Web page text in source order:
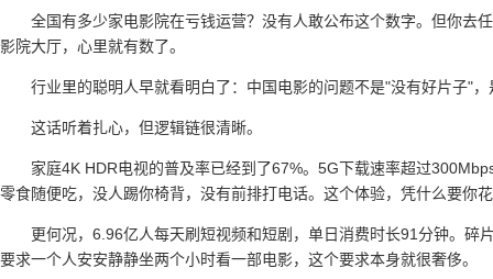
全国有多少家电影院在亏钱运营？没有人敢公布这个数字。但你去
影院大厅，心里就有数了。
行业里的聪明人早就看明白了：中国电影的问题不是"没有好片子"
这话听着扎心，但逻辑链很清晰。
家庭4K HDR电视的普及率已经到了67%。5G下载速率超过
零食随便吃，没人踢你椅背，没有前排打电话。这个体验，凭什么要你
更何况，6.96亿人每天刷短视频和短剧，单日消费时长91分钟。碎
要求一个人安安静静坐两个小时看一部电影，这个要求本身就很奢侈。